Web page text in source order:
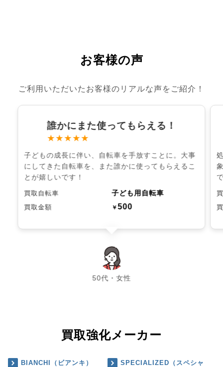
お客様の声
ご利用いただいたお客様のリアルな声をご紹介！
誰かにまた使ってもらえる！
★★★★★
子どもの成長に伴い、自転車を手放すことに。大事
にしてきた自転車を、また誰かに使ってもらえるこ
とが嬉しいです！
買取自転車 子ども用自転車
買取金額 ￥500
50代・女性
chevron_left chevron_right
買取強化メーカー
BIANCHI（ビアンキ）
SPECIALIZED（スペシャ